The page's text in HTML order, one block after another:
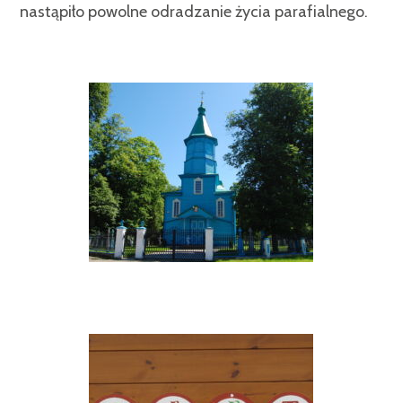
nastąpiło powolne odradzanie życia parafialnego.